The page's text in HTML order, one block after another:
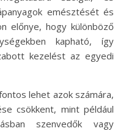
emésztését és
előnye, hogy különböző
kapható, így
kezelést az egyedi
lehet azok számára,
csökkent, mint például
szenvedők vagy